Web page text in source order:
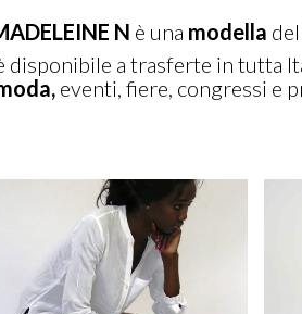
N è una modella
disponibile a trasferte in tutta
eventi, fiere, congressi e